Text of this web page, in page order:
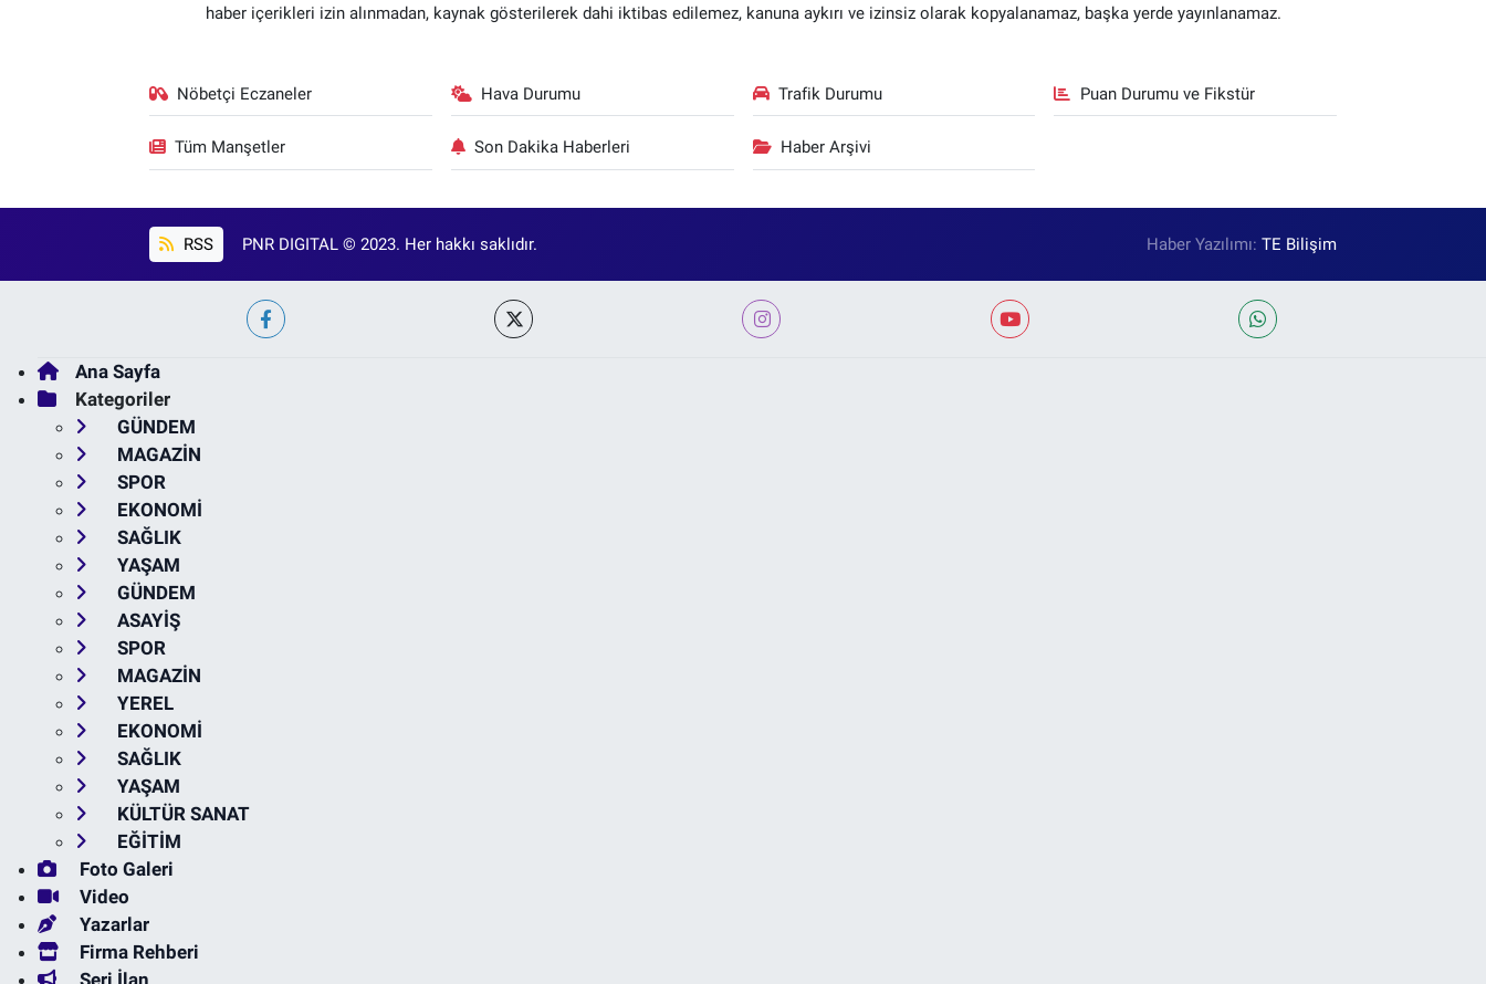
haber içerikleri izin alınmadan, kaynak gösterilerek dahi iktibas edilemez, kanuna aykırı ve izinsiz olarak kopyalanamaz, başka yerde yayınlanamaz.
Nöbetçi Eczaneler Hava Durumu Trafik Durumu Puan Durumu ve Fikstür
Tüm Manşetler Son Dakika Haberleri Haber Arşivi
RSS PNR DIGITAL © 2023. Her hakkı saklıdır. Haber Yazılımı:TE Bilişim
Ana Sayfa
Kategoriler
GÜNDEM
MAGAZİN
SPOR
EKONOMİ
SAĞLIK
YAŞAM
GÜNDEM
ASAYİŞ
SPOR
MAGAZİN
YEREL
EKONOMİ
SAĞLIK
YAŞAM
KÜLTÜR SANAT
EĞİTİM
Foto Galeri
Video
Yazarlar
Firma Rehberi